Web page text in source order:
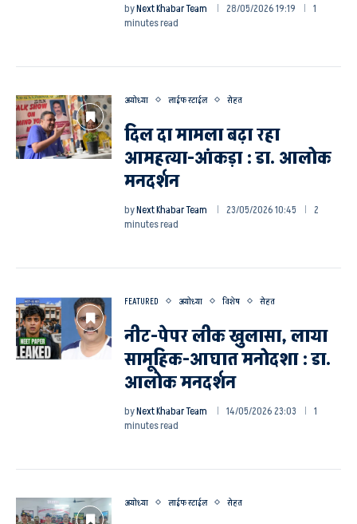
byNext Khabar Team 28/05/2026 19:19
1
minutes read
अयोध्या लाईफ स्टाईल सेहत
दिल दा मामला बढ़ा रहा
आमहत्या-आंकड़ा : डा. आलोक
मनदर्शन
byNext Khabar Team 23/05/2026 10:45
2
minutes read
FEATURED अयोध्या विशेष सेहत
नीट-पेपर लीक खुलासा, लाया
सामूहिक-आघात मनोदशा : डा.
आलोक मनदर्शन
byNext Khabar Team 14/05/2026 23:03
1
minutes read
अयोध्या लाईफ स्टाईल सेहत